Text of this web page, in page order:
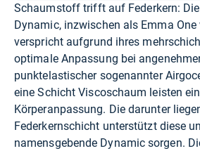
Schaumstoff trifft auf Federkern:
Dynamic, inzwischen als Emma One
verspricht aufgrund ihres
optimale Anpassung bei
punktelastischer sogenannter
eine Schicht Viscoschaum leisten
Körperanpassung. Die darunter
Federkernschicht unterstützt diese
namensgebende Dynamic sorgen.